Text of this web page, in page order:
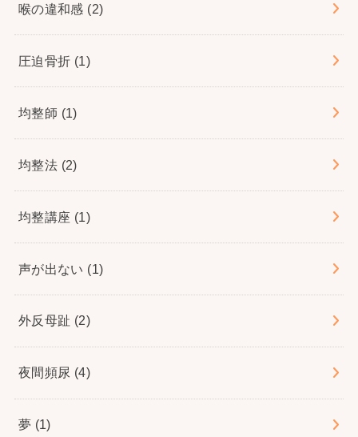
喉の違和感 (2)
圧迫骨折 (1)
均整師 (1)
均整法 (2)
均整講座 (1)
声が出ない (1)
外反母趾 (2)
夜間頻尿 (4)
夢 (1)